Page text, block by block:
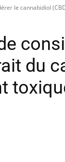
le cannabidiol
du